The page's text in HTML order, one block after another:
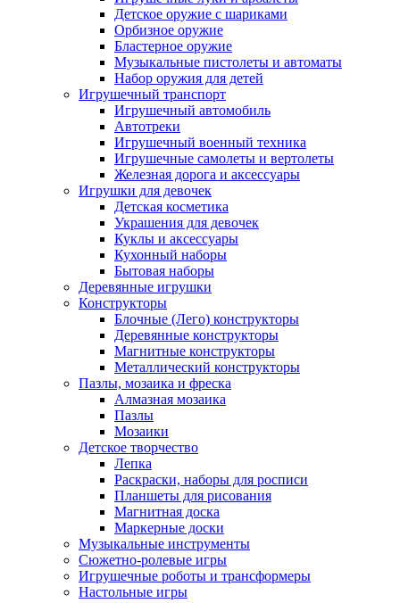
Детское оружие с шариками
Орбизное оружие
Бластерное оружие
Музыкальные пистолеты и автоматы
Набор оружия для детей
Игрушечный транспорт
Игрушечный автомобиль
Aвтотреки
Игрушечный военный техника
Игрушечные самолеты и вертолеты
Железная дорога и аксессуары
Игрушки для девочек
Детская косметика
Украшения для девочек
Куклы и аксессуары
Кухонный наборы
Бытовая наборы
Деревянные игрушки
Конструкторы
Блочные (Лего) конструкторы
Деревянные конструкторы
Магнитные конструкторы
Металлический конструкторы
Пазлы, мозаика и фреска
Алмазная мозаика
Пазлы
Мозаики
Детское творчество
Лепка
Раскраски, наборы для росписи
Планшеты для рисования
Магнитная доска
Маркерные доски
Музыкальные инструменты
Сюжетно-ролевые игры
Игрушечные роботы и трансформеры
Настольные игры